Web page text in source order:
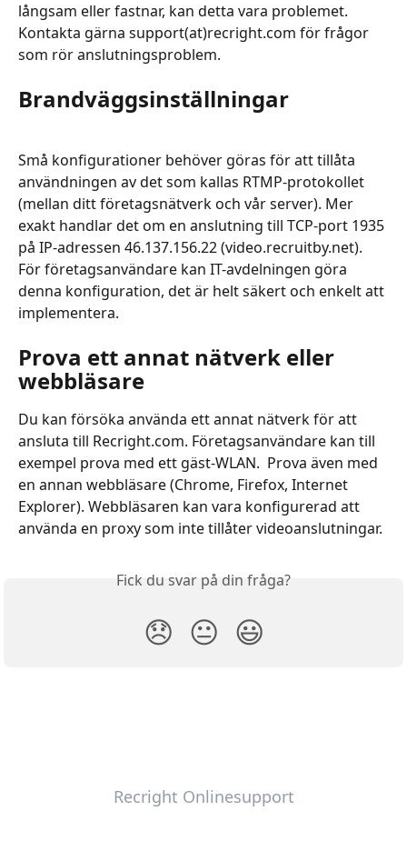
långsam eller fastnar, kan detta vara problemet.
Kontakta gärna support(at)recright.com för frågor
som rör anslutningsproblem.
Brandväggsinställningar
Små konfigurationer behöver göras för att tillåta
användningen av det som kallas RTMP-protokollet
(mellan ditt företagsnätverk och vår server). Mer
exakt handlar det om en anslutning till TCP-port 1935
på IP-adressen 46.137.156.22 (video.recruitby.net). ​
För företagsanvändare kan IT-avdelningen göra
denna konfiguration, det är helt säkert och enkelt att
implementera.
Prova ett annat nätverk eller
webbläsare
Du kan försöka använda ett annat nätverk för att
ansluta till Recright.com. Företagsanvändare kan till
exempel prova med ett gäst-WLAN. ​ Prova även med
en annan webbläsare (Chrome, Firefox, Internet
Explorer). Webbläsaren kan vara konfigurerad att
använda en proxy som inte tillåter videoanslutningar.
Fick du svar på din fråga?
😞 😐 😃
Recright Onlinesupport